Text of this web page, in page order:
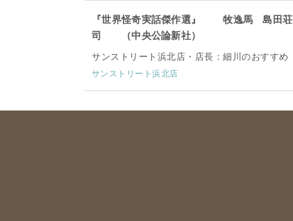
『世界怪奇実話傑作選』 牧逸馬 島田荘
司 （中央公論新社）
サンストリート浜北店・店長：細川のおすすめ
サンストリート浜北店